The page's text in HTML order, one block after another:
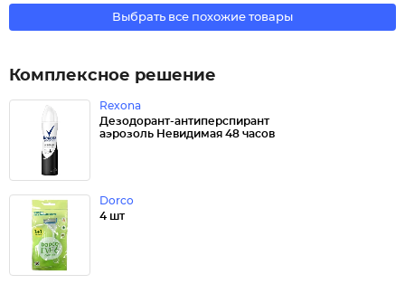
Выбрать все похожие товары
Комплексное решение
Rexona
Дезодорант-антиперспирант
аэрозоль Невидимая 48 часов
Dorco
4 шт